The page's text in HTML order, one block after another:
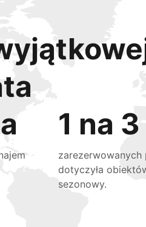
1 na 3
dotyczyła
sezonowy.